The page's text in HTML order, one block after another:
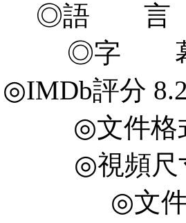
◎語 言
◎字 幕
◎IMDb評分
◎文件
◎視頻尺
◎文